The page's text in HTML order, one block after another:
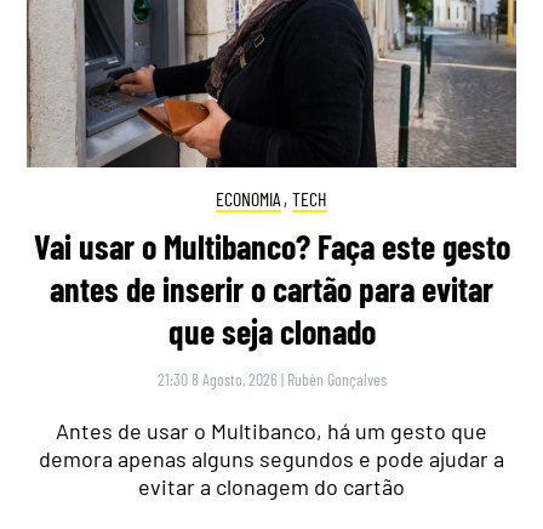
ECONOMIA , TECH
Vai usar o Multibanco? Faça este gesto
antes de inserir o cartão para evitar
que seja clonado
21:30 8 Agosto, 2026 | Rubén Gonçalves
Antes de usar o Multibanco, há um gesto que
demora apenas alguns segundos e pode ajudar a
evitar a clonagem do cartão